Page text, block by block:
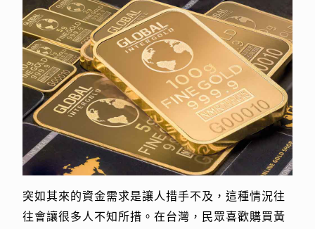
突如其來的資金需求是讓人措手不及，這種情況往
往會讓很多人不知所措。在台灣，民眾喜歡購買黃